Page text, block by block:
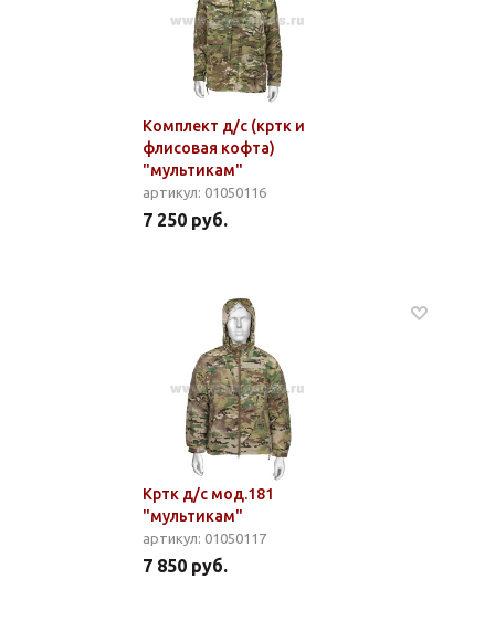
Комплект д/с (кртк и
флисовая кофта)
"мультикам"
артикул: 01050116
7 250 руб.
Кртк д/с мод.181
"мультикам"
артикул: 01050117
7 850 руб.